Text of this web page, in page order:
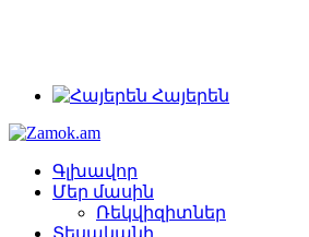
Հայերեն
Գլխավոր
Մեր մասին
Ռեկվիզիտներ
Տեսականի